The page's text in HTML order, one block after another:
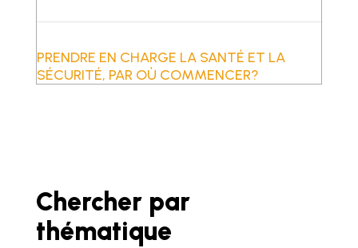
PRENDRE EN CHARGE LA SANTÉ ET LA
SÉCURITÉ, PAR OÙ COMMENCER?
Chercher par
thématique